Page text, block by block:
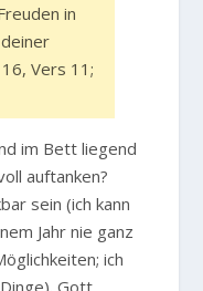
in
Vers 11;
im Bett liegend
auftanken?
sein (ich kann
Jahr nie ganz
ich